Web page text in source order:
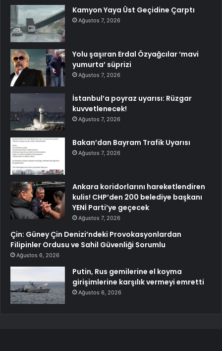
Kamyon Yaya Üst Geçidine Çarptı
Ağustos 7, 2026
Yolu şaşıran Erdal Özyağcılar ‘mavi
yumurta’ süprizi
Ağustos 7, 2026
İstanbul’a poyraz uyarısı: Rüzgar
kuvvetlenecek!
Ağustos 7, 2026
Bakan’dan Bayram Trafik Uyarısı
Ağustos 7, 2026
Ankara koridorlarını hareketlendiren
kulis! CHP’den 200 belediye başkanı
YENİ Parti’ye geçecek
Ağustos 7, 2026
Çin: Güney Çin Denizi’ndeki Provokasyonlardan
Filipinler Ordusu ve Sahil Güvenliği Sorumlu
Ağustos 6, 2026
Putin, Rus gemilerine el koyma
girişimlerine karşılık vermeyi emretti
Ağustos 6, 2026